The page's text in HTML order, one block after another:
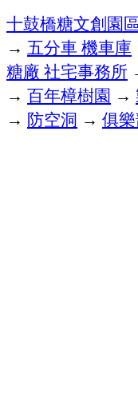
十鼓橋糖文創園
→ 五分車 機車庫
糖廠 社宅事務所
→ 百年樟樹園 →
→ 防空洞 → 俱